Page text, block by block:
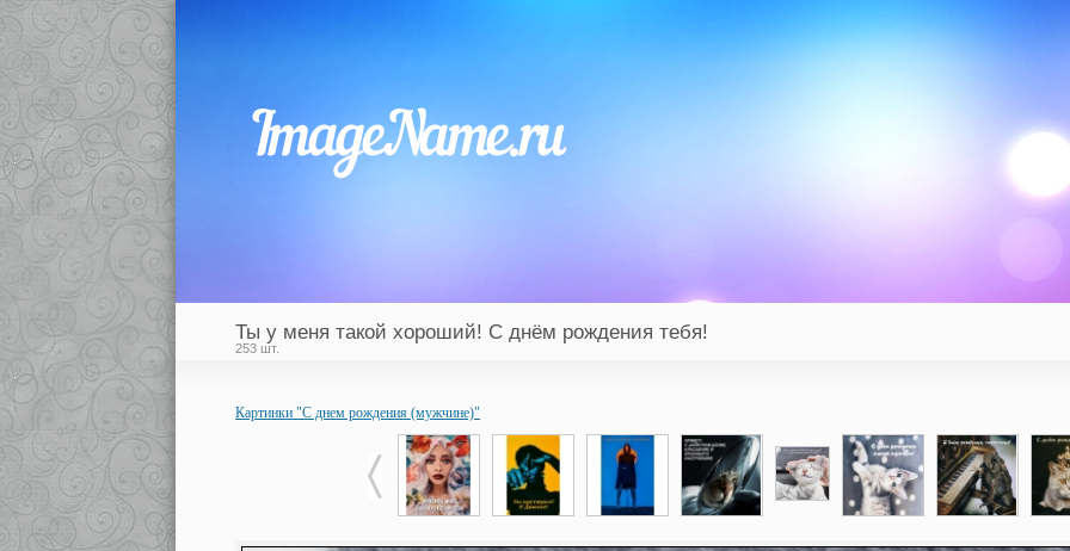
Ты у меня такой хороший! С днём рождения тебя!
253 шт.
Картинки "С днем рождения (мужчине)"